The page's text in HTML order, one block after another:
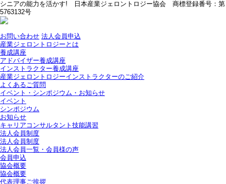
シニアの能力を活かす! 日本産業ジェロントロジー協会 商標登録番号：第
5763132号
お問い合わせ 法人会員申込
産業ジェロントロジーとは
養成講座
アドバイザー養成講座
インストラクター養成講座
産業ジェロントロジーインストラクターのご紹介
よくあるご質問
イベント・シンポジウム・お知らせ
イベント
シンポジウム
お知らせ
キャリアコンサルタント技能講習
法人会員制度
法人会員制度
法人会員一覧・会員様の声
会員申込
協会概要
協会概要
代表理事ご挨拶